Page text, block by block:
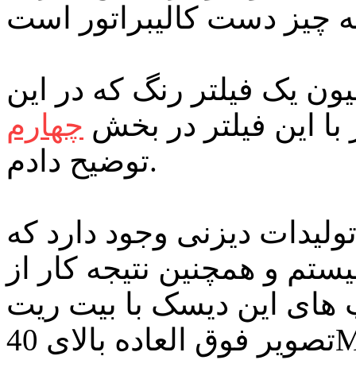
یک فیلتر رنگ که در این
این فیلتر در بخش چهارم
توضیح دادم.
از تولیدات دیزنی وجود دارد که
و همچنین نتیجه کار از
های این دیسک با بیت ریت